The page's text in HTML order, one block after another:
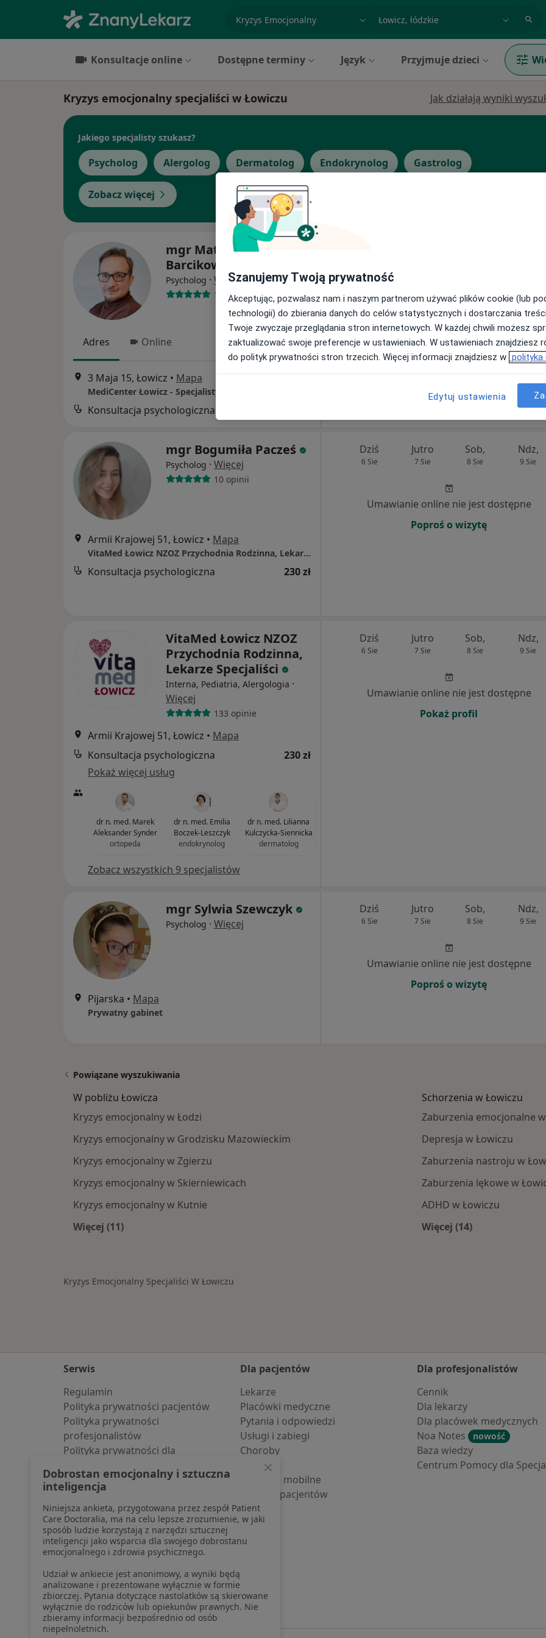
miasto lub dzielnica
Konsultacje online Dostępne terminy Język Przyjmuje dzieci
Kryzys emocjonalny specjaliści w Łowiczu Jak działają wyniki
Jakiego specjalisty szukasz?
Psycholog Alergolog Dermatolog Endokrynolog Gastrolog
Zobacz więcej
mgr Mateusz
Barcikowski
Psycholog · Więcej
127 opinii
Adres Online
3 Maja 15, Łowicz • Mapa
MediCenter Łowicz - Specjalistyka i Rehabilitacja
Konsultacja psychologiczna
Brak kalendarza w Twojej lokalizacji.
Pokaż adresy z kalendarzem
mgr Bogumiła Pacześ
Psycholog · Więcej
10 opinii
Armii Krajowej 51, Łowicz • Mapa
VitaMed Łowicz NZOZ Przychodnia Rodzinna, Lekarze Specjaliści
Konsultacja psychologiczna 230 zł
Dziś
6 Sie
Jutro
7 Sie
Sob,
8 Sie
Ndz,
9 Sie
Umawianie online nie jest dostępne
Poproś o wizytę
VitaMed Łowicz NZOZ
Przychodnia Rodzinna,
Lekarze Specjaliści
Interna, Pediatria, Alergologia ·
Więcej
133 opinie
Armii Krajowej 51, Łowicz • Mapa
Konsultacja psychologiczna
230 zł
Pokaż więcej usług
dr n. med. Marek
Aleksander Synder
ortopeda
dr n. med. Emilia
Boczek-Leszczyk
endokrynolog
dr n. med. Lilianna
Kulczycka-Siennicka
dermatolog
Zobacz wszystkich 9 specjalistów
Dziś
6 Sie
Jutro
7 Sie
Sob,
8 Sie
Ndz,
9 Sie
Umawianie online nie jest dostępne
Pokaż profil
mgr Sylwia Szewczyk
Psycholog · Więcej
Pijarska • Mapa
Prywatny gabinet
Dziś
6 Sie
Jutro
7 Sie
Sob,
8 Sie
Ndz,
9 Sie
Umawianie online nie jest dostępne
Poproś o wizytę
Powiązane wyszukiwania
W pobliżu Łowicza
Kryzys emocjonalny w Łodzi
Kryzys emocjonalny w Grodzisku Mazowieckim
Kryzys emocjonalny w Zgierzu
Kryzys emocjonalny w Skierniewicach
Kryzys emocjonalny w Kutnie
Więcej (11)
Schorzenia w Łowiczu
Zaburzenia emocjonalne
Depresja w Łowiczu
Zaburzenia nastroju w
Zaburzenia lękowe w
ADHD w Łowiczu
Więcej (14)
Kryzys Emocjonalny Specjaliści W Łowiczu
Serwis
Regulamin
Polityka prywatności pacjentów
Polityka prywatności
profesjonalistów
Polityka prywatności dla
pozyskaliśmy samodzielnie
Polityka cookies
Jak działają wyniki wyszukiwania
Dostępność
O nas
Praca Rekrutujemy!
Partnerzy
Centrum prasowe
Kontakt
Dla pacjentów
Lekarze
Placówki medyczne
Pytania i odpowiedzi
Usługi i zabiegi
Choroby
Pomoc
Aplikacje mobilne
Blog dla pacjentów
Dla profesjonalistów
Cennik
Dla lekarzy
Dla placówek medycznych
Noa Notes
nowość
Baza wiedzy
Centrum Pomocy dla
Szanujemy Twoją prywatność
Akceptując, pozwalasz nam i naszym partnerom używać plików cookie (lub
technologii) do zbierania danych do celów statystycznych i dostarczania
Twoje zwyczaje przeglądania stron internetowych. W każdej chwili możesz
zaktualizować swoje preferencje w ustawieniach. W ustawieniach znajdziesz
do polityk prywatności stron trzecich. Więcej informacji znajdziesz w polityka
Edytuj ustawienia
Dobrostan emocjonalny i sztuczna
inteligencja
Niniejsza ankieta, przygotowana przez zespół Patient
Care Doctoralia, ma na celu lepsze zrozumienie, w jaki
sposób ludzie korzystają z narzędzi sztucznej
inteligencji jako wsparcia dla swojego dobrostanu
emocjonalnego i zdrowia psychicznego.
Udział w ankiecie jest anonimowy, a wyniki będą
analizowane i prezentowane wyłącznie w formie
zbiorczej. Pytania dotyczące nastolatków są skierowane
wyłącznie do rodziców lub opiekunów prawnych. Nie
zbieramy informacji bezpośrednio od osób
niepełnoletnich.